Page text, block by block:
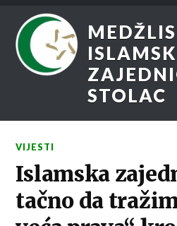
MEDŽLIS
STOLAC
VIJESTI
Islamska
tačno da